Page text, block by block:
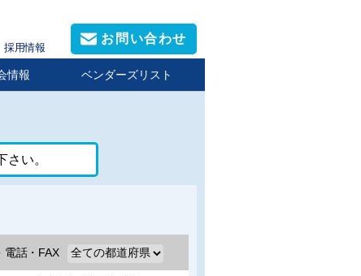
採用情報
お問い合わせ
情報 ベンダーズリスト
さい。
電話・FAX